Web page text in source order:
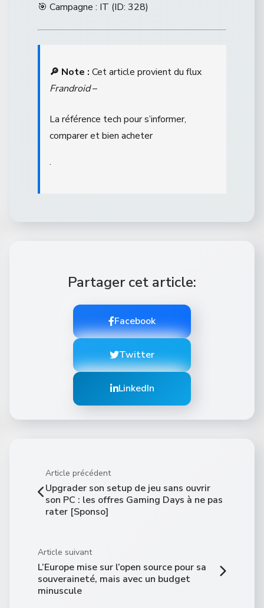
🎯 Campagne : IT (ID: 328)
🔎 Note : Cet article provient du flux
Frandroid–
La référence tech pour s’informer,
comparer et bien acheter
.
Partager cet article:
Facebook
Twitter
LinkedIn
Article précédent
Upgrader son setup de jeu sans ouvrir
son PC : les offres Gaming Days à ne pas
rater [Sponso]
Article suivant
L’Europe mise sur l’open source pour sa
souveraineté, mais avec un budget
minuscule